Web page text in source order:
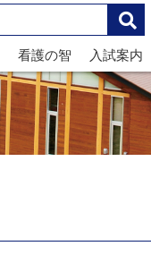
看護の智 入試案内